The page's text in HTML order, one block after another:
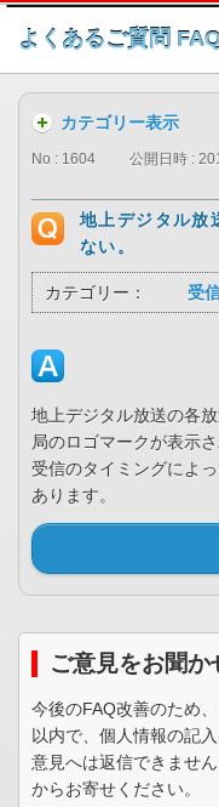
よくあるご質問
カテゴリー表示
No : 1604 公開日時 :
地上デジタル放
ない。
カテゴリー： 受
地上デジタル放送の各
局のロゴマークが表示
受信のタイミングによ
あります。
ご意見をお聞か
今後のFAQ改善のため
以内で、個人情報の記
意見へは返信できませ
からお寄せください。